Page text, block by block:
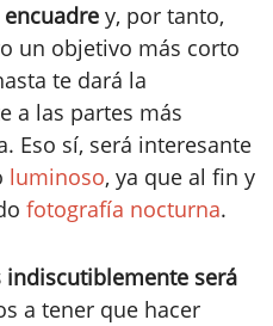
y, por tanto,
un objetivo más corto
te dará la
a las partes más
Eso sí, será interesante
luminoso, ya que al fin y
fotografía nocturna.
indiscutiblemente será
a tener que hacer